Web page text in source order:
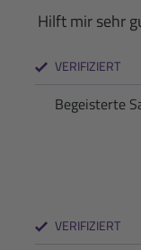
Hilft mir sehr
VERIFIZIERT
Begeisterte
VERIFIZIERT